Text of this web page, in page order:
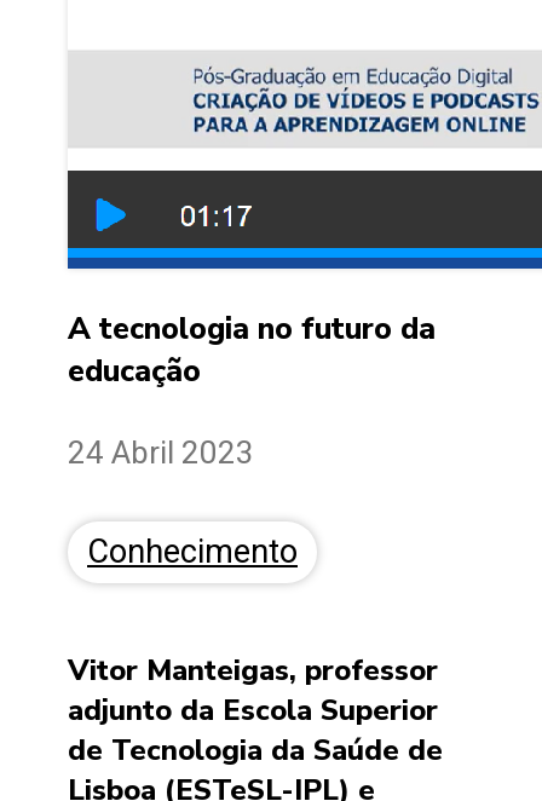
A tecnologia no futuro da
educação
24 Abril 2023
Conhecimento
Vitor Manteigas, professor
adjunto da Escola Superior
de Tecnologia da Saúde de
Lisboa (ESTeSL-IPL) e